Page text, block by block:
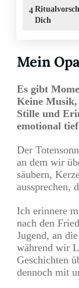
4
Dich
Mein
Es gibt
Keine
Stille und
emotional
Der
an dem wir
säubern,
aussprechen,
Ich erinnere
nach den
Jugend, an
während wir
Geschichten
dennoch mit